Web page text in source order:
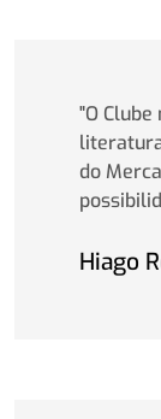
"O
do
Hiago